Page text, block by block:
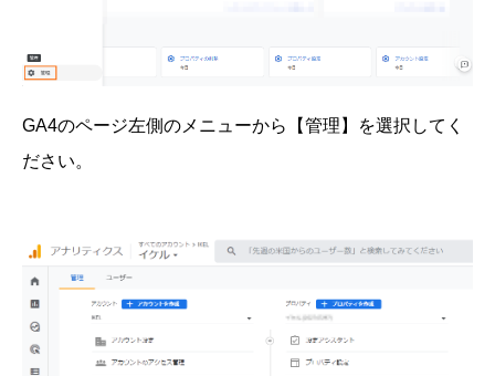
GA4のページ左側のメニューから【管理】を選択してく
ださい。